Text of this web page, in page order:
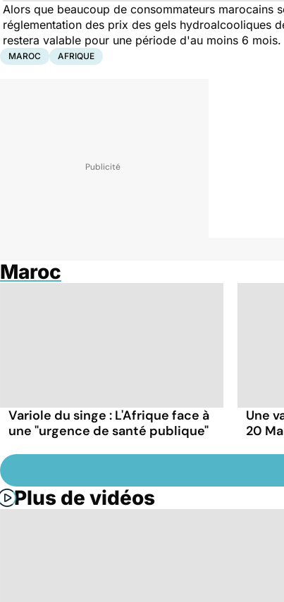
Alors que beaucoup de consommateurs marocains
réglementation des prix des gels hydroalcooliques
restera valable pour une période d'au moins 6 mois.
MAROC AFRIQUE
Maroc
Variole du singe : L'Afrique face à
une "urgence de santé publique"
Une
20
Plus de vidéos